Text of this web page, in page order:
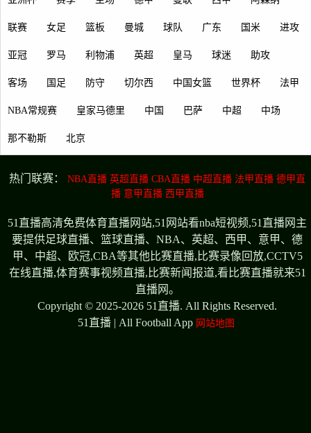
联赛 女足 篮板 曼城 球队 广东 国米 进攻
亚冠 罗马 利物浦 英超 皇马 球迷 助攻
客场 国足 防守 切尔西 中国女篮 世界杯 法甲
NBA常规赛 皇家马德里 中国 巴萨 中超 中场
那不勒斯 北京
热门联赛： NBA直播 英超直播 CBA直播 中超直播 法甲直播 德甲直
播 意甲直播 西甲直播
51直播高清免费体育直播网站,51网站看nba短视频,51直播网主
要提供足球直播、篮球直播、NBA、英超、西甲、意甲、德
甲、中超、欧冠,CBA等其他比赛直播,比赛录像回放,CCTV5
在线直播,体育赛事视频直播,比赛新闻报道,看比赛直播就来51
直播网。
Copyright © 2025-2026 51直播. All Rights Reserved.
51直播 | All Football App 网站地图